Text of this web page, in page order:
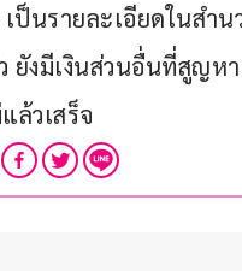
นรายละเอียดในสำน
งมีเงินส่วนอื่นที่สูญห
ล้วเสร็จ